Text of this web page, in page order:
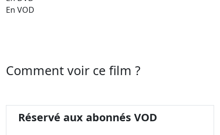
En VOD
Comment voir ce film ?
Réservé aux abonnés VOD